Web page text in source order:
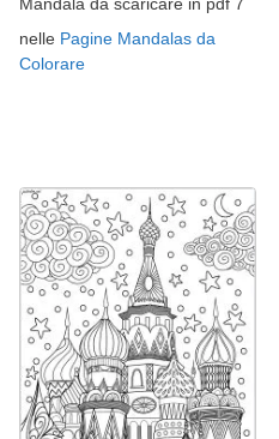
nelle Pagine Mandalas da
Colorare